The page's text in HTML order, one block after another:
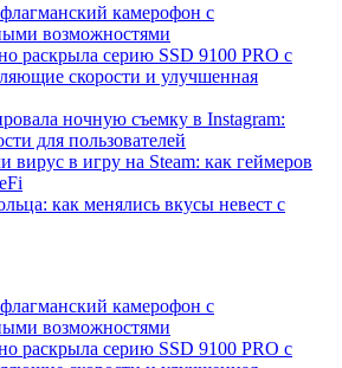
камерофон с
возможностями
раскрыла серию SSD 9100 PRO с
скорости и улучшенная
ночную съемку в Instagram:
для пользователей
вирус в игру на Steam: как геймеров
как менялись вкусы невест с
камерофон с
возможностями
раскрыла серию SSD 9100 PRO с